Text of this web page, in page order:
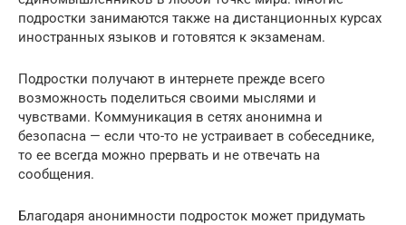
подростки занимаются также на дистанционных курсах
иностранных языков и готовятся к экзаменам.
Подростки получают в интернете прежде всего
возможность поделиться своими мыслями и
чувствами. Коммуникация в сетях анонимна и
безопасна — если что-то не устраивает в собеседнике,
то ее всегда можно прервать и не отвечать на
сообщения.
Благодаря анонимности подросток может придумать